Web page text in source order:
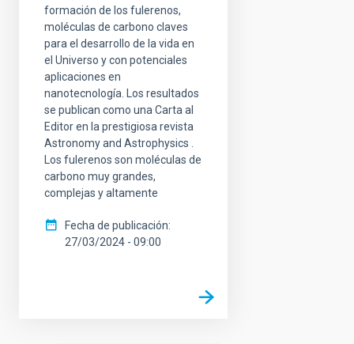
formación de los fulerenos,
moléculas de carbono claves
para el desarrollo de la vida en
el Universo y con potenciales
aplicaciones en
nanotecnología. Los resultados
se publican como una Carta al
Editor en la prestigiosa revista
Astronomy and Astrophysics .
Los fulerenos son moléculas de
carbono muy grandes,
complejas y altamente
Fecha de publicación
27/03/2024 - 09:00